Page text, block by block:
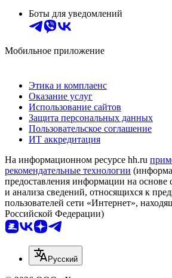
Боты для уведомлений
Мобильное приложение
Этика и комплаенс
Оказание услуг
Использование сайтов
Защита персональных данных
Пользовательское соглашение
ИТ аккредитация
На информационном ресурсе hh.ru
рекомендательные технологии
предоставления информации на основе
и анализа сведений, относящихся к
пользователей сети «Интернет»,
Российской Федерации)
Русский